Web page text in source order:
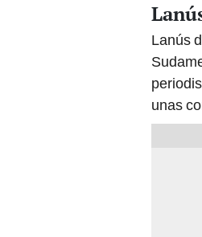
Lanús
unas